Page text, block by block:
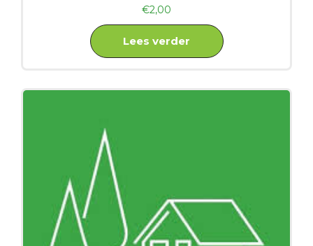
€2,00
Lees verder